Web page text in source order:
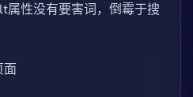
属性没有要害词，倒霉于搜
面